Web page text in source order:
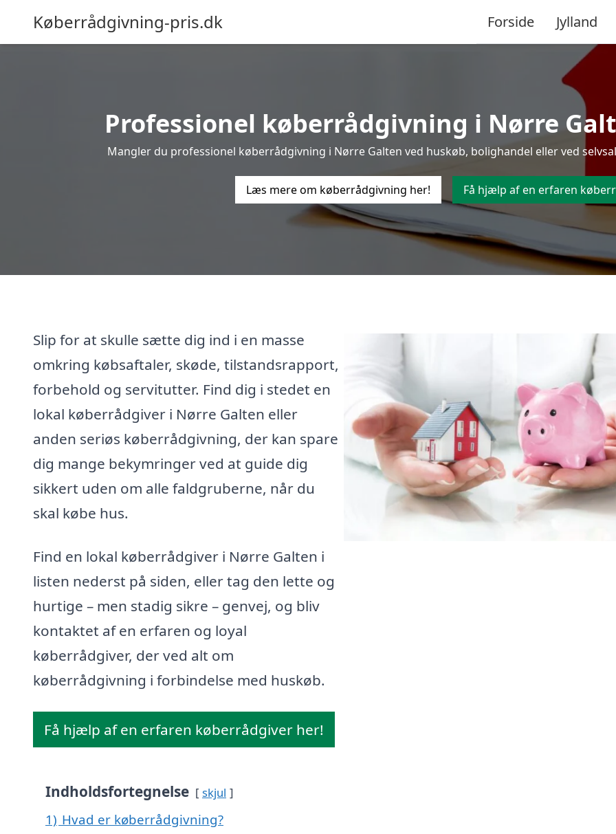
Køberrådgivning-pris.dk Forside Jylland
Professionel køberrådgivning i Nørre
Mangler du professionel køberrådgivning i Nørre Galten ved huskøb, bolighandel eller ved
Læs mere om køberrådgivning her! Få hjælp af en erfaren
Slip for at skulle sætte dig ind i en masse
omkring købsaftaler, skøde, tilstandsrapport,
forbehold og servitutter. Find dig i stedet en
lokal køberrådgiver i Nørre Galten eller
anden seriøs køberrådgivning, der kan spare
dig mange bekymringer ved at guide dig
sikkert uden om alle faldgruberne, når du
skal købe hus.
Find en lokal køberrådgiver i Nørre Galten i
listen nederst på siden, eller tag den lette og
hurtige – men stadig sikre – genvej, og bliv
kontaktet af en erfaren og loyal
køberrådgiver, der ved alt om
køberrådgivning i forbindelse med huskøb.
Få hjælp af en erfaren køberrådgiver her!
Indholdsfortegnelse skjul
1) Hvad er køberrådgivning?